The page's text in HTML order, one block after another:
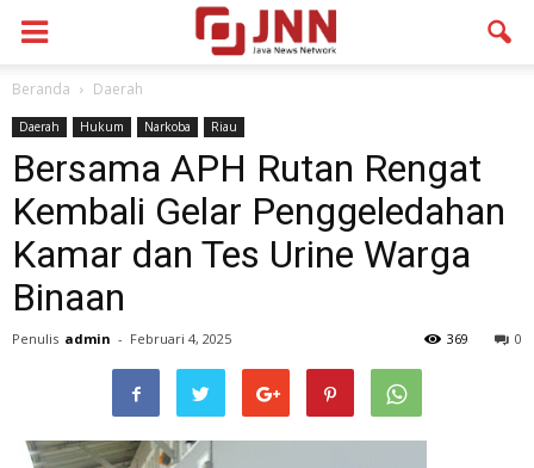
Beranda Daerah
Daerah Hukum Narkoba Riau
Bersama APH Rutan Rengat
Kembali Gelar Penggeledahan
Kamar dan Tes Urine Warga
Binaan
Penulis admin - Februari 4, 2025 0
369